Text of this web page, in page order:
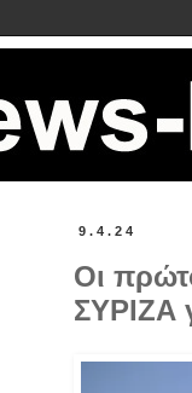
9.4.24
Οι
ΣΥΡΙΖΑ